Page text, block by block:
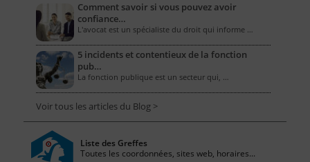
Comment savoir si vous pouvez avoir
confiance…
L'avocat est un spécialiste du droit qui informe …
5 incidents et contentieux de la fonction
pub…
La fonction publique est un secteur qui, …
Voir tous les articles du Blog >
Liste des Greffes
Toutes les coordonnées, sites web, horaires...